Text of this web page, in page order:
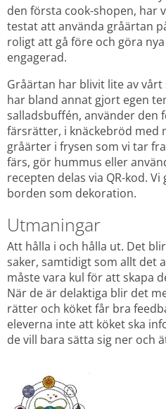
den första cook-shopen, har
testat att använda gråärtan
roligt att gå före och göra
engagerad.
Gråärtan har blivit lite av vårt
har bland annat gjort egen
salladsbuffén, använder den
färsrätter, i knäckebröd med
gråärter i frysen som vi tar
färs, gör hummus eller
recepten delas via QR-kod.
borden som dekoration.
Utmaningar
Att hålla i och hålla ut. Det
saker, samtidigt som allt det
måste vara kul för att skapa
När de är delaktiga blir det
rätter och köket får bra
eleverna inte att köket ska
de vill bara sätta sig ner och